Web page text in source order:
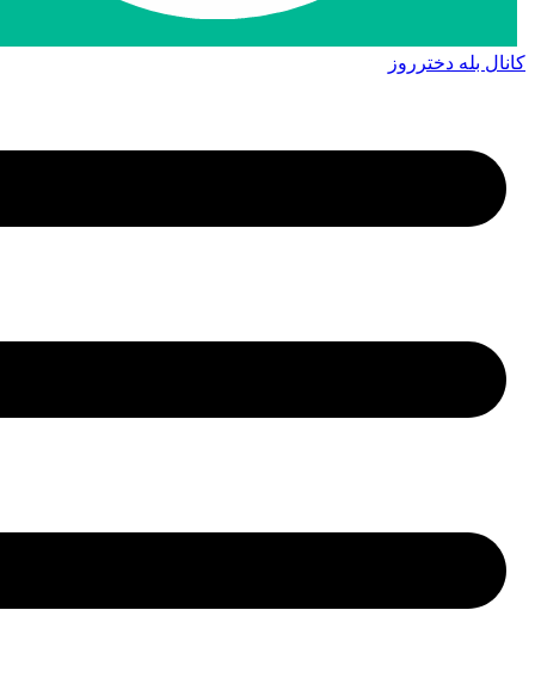
کانال بله دخترروز